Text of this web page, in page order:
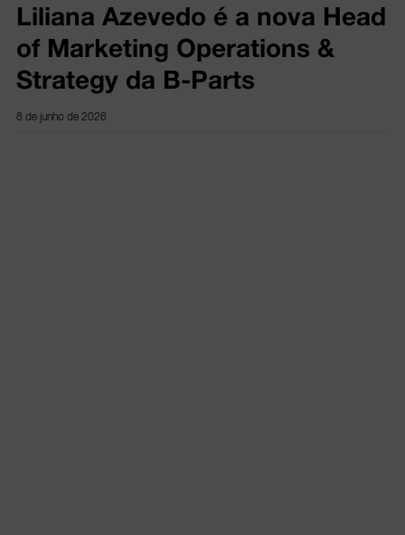
Liliana Azevedo é a nova Head
of Marketing Operations &
Strategy da B-Parts
8 de junho de 2026